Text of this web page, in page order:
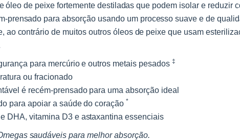
de peixe fortemente destiladas que podem isolar e reduzir
prensado para absorção usando um processo suave e de
ao contrário de muitos outros óleos de peixe que usam
para mercúrio e outros metais pesados ​​‡
ou fracionado
é recém-prensado para uma absorção ideal
para apoiar a saúde do coração *
DHA, vitamina D3 e astaxantina essenciais
saudáveis ​​para melhor absorção.